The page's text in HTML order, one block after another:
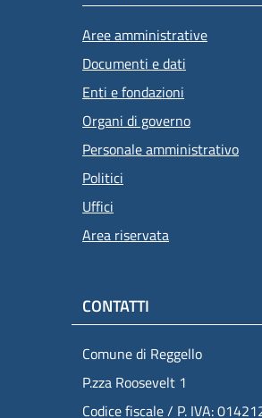
Aree amministrative
Documenti e dati
Enti e fondazioni
Organi di governo
Personale amministrativo
Politici
Uffici
Area riservata
CONTATTI
Comune di Reggello
P.zza Roosevelt 1
Codice fiscale / P. IVA: